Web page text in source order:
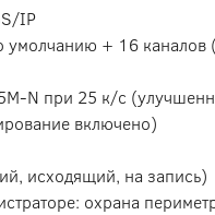
IP
+ 16 каналов
N при 25 к/с
включено)
исходящий, на запись)
охрана